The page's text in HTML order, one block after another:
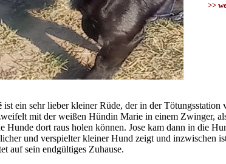
>>
ist ein sehr lieber kleiner Rüde, der in der
mit der weißen Hündin Marie in einem Zwinger,
Hunde dort raus holen können. Jose kam dann in die
und verspielter kleiner Hund zeigt und inzwischen
auf sein endgültiges Zuhause.